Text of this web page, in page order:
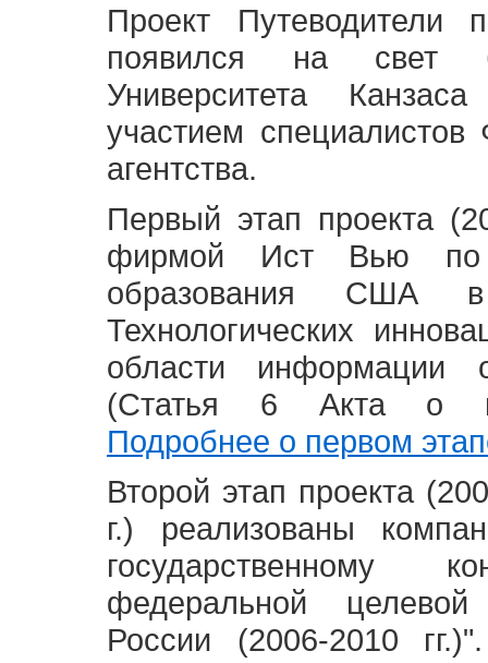
Проект Путеводители
появился на свет
Университета
участием специалистов
агентства.
Первый этап проекта
фирмой Ист Вью по
образования США
Технологических
области информации
(Статья 6 Акта о
Подробнее о первом
Второй этап проекта
г.) реализованы
государственному
федеральной
России (2006-2010